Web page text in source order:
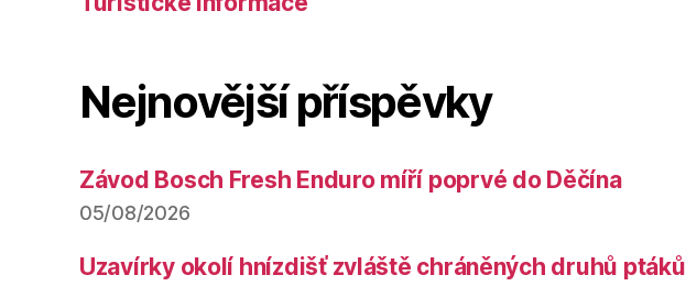
Nejnovější příspěvky
Závod Bosch Fresh Enduro míří poprvé do Děčína
05/08/2026
Uzavírky okolí hnízdišť zvláště chráněných druhů ptáků